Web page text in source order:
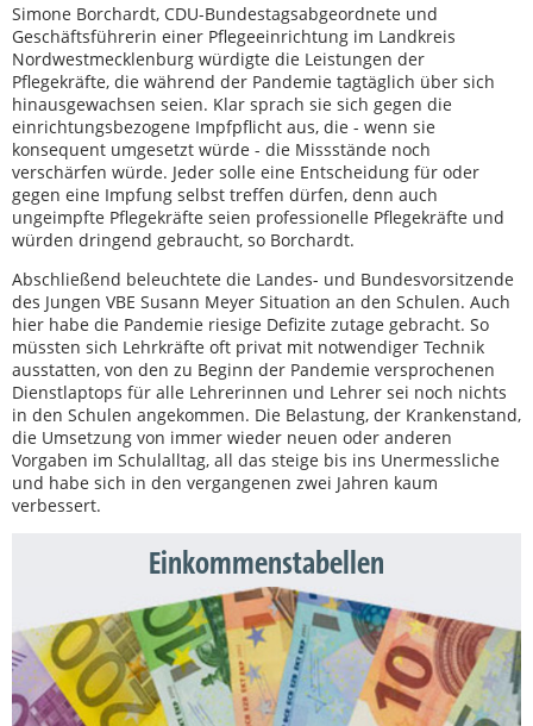
Simone Borchardt, CDU-Bundestagsabgeordnete und
Geschäftsführerin einer Pflegeeinrichtung im Landkreis
Nordwestmecklenburg würdigte die Leistungen der
Pflegekräfte, die während der Pandemie tagtäglich über sich
hinausgewachsen seien. Klar sprach sie sich gegen die
einrichtungsbezogene Impfpflicht aus, die - wenn sie
konsequent umgesetzt würde - die Missstände noch
verschärfen würde. Jeder solle eine Entscheidung für oder
gegen eine Impfung selbst treffen dürfen, denn auch
ungeimpfte Pflegekräfte seien professionelle Pflegekräfte und
würden dringend gebraucht, so Borchardt.
Abschließend beleuchtete die Landes- und Bundesvorsitzende
des Jungen VBE Susann Meyer Situation an den Schulen. Auch
hier habe die Pandemie riesige Defizite zutage gebracht. So
müssten sich Lehrkräfte oft privat mit notwendiger Technik
ausstatten, von den zu Beginn der Pandemie versprochenen
Dienstlaptops für alle Lehrerinnen und Lehrer sei noch nichts
in den Schulen angekommen. Die Belastung, der Krankenstand,
die Umsetzung von immer wieder neuen oder anderen
Vorgaben im Schulalltag, all das steige bis ins Unermessliche
und habe sich in den vergangenen zwei Jahren kaum
verbessert.
Einkommenstabellen